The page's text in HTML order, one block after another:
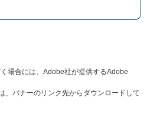
場合には、Adobe社が提供するAdobe
、バナーのリンク先からダウンロードして